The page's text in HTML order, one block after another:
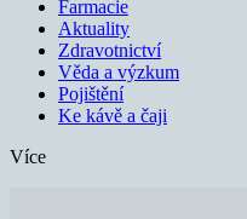
Farmacie
Aktuality
Zdravotnictví
Věda a výzkum
Pojištění
Ke kávě a čaji
Více